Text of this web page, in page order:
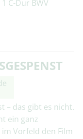
C-Dur BWV
– das gibt es nicht.
ein ganz
Vorfeld den Film